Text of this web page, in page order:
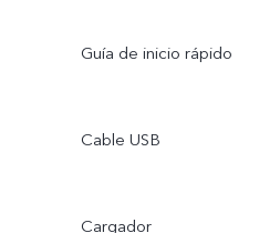
Guía de inicio rápido
Cable USB
Cargador